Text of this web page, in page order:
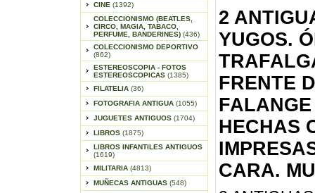
CINE (1392)
COLECCIONISMO (BEATLES,
CIRCO, MAGIA, TABACO,
PERFUME, BANDERINES) (436)
COLECCIONISMO DEPORTIVO
(862)
ESTEREOSCOPIA - FOTOS
ESTEREOSCOPICAS (1385)
FILATELIA (36)
FOTOGRAFIA ANTIGUA (1055)
JUGUETES ANTIGUOS (1704)
LIBROS (1875)
LIBROS INFANTILES ANTIGUOS
(1619)
MILITARIA (4813)
MUÑECAS ANTIGUAS (548)
2
YUGOS.
FRENTE
HECHAS
CARA.